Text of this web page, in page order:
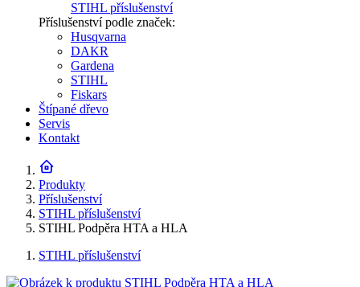
STIHL příslušenství
Příslušenství podle značek:
Husqvarna
DAKR
Gardena
STIHL
Fiskars
Štípané dřevo
Servis
Kontakt
Produkty
Příslušenství
STIHL příslušenství
STIHL Podpěra HTA a HLA
STIHL příslušenství